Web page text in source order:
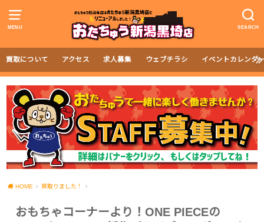
MENU SEARCH
買取について アクセス 求人募集 ウェブチラシ イベントカレンダ
HOME 買取りました！
おもちゃコーナーより！ONE PIECEの